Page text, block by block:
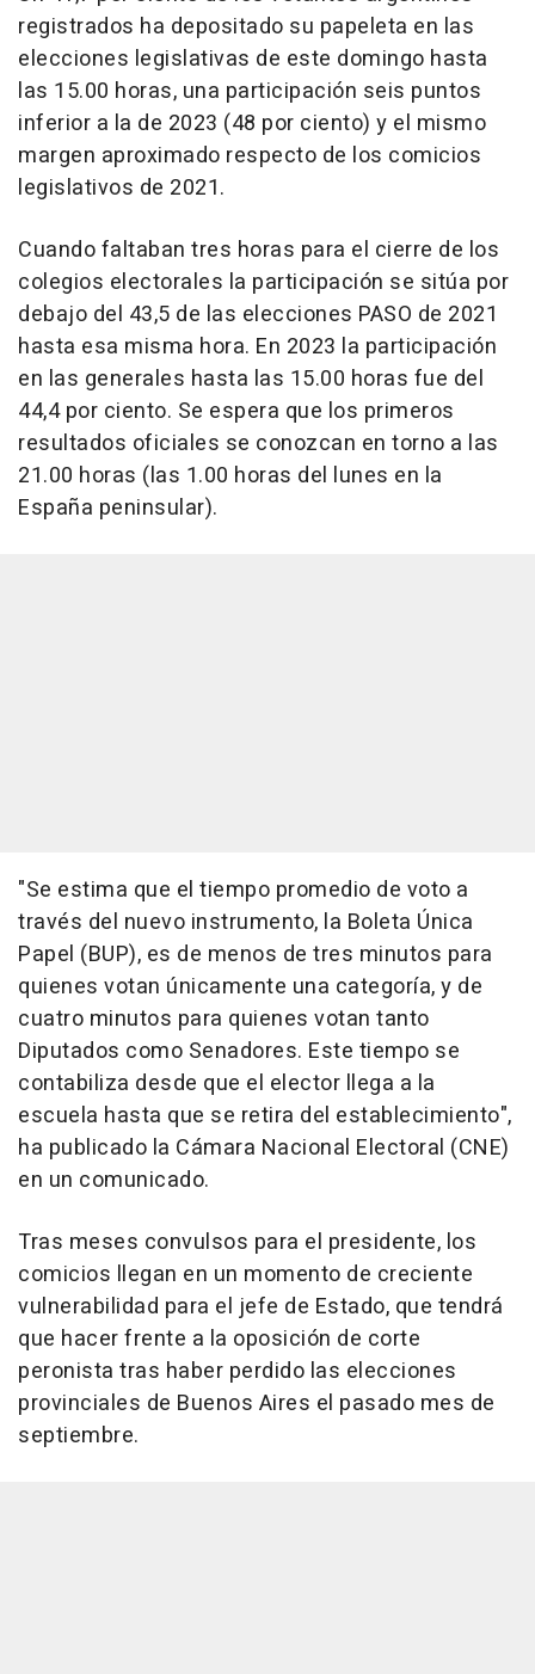
registrados ha depositado su papeleta en las
elecciones legislativas de este domingo hasta
las 15.00 horas, una participación seis puntos
inferior a la de 2023 (48 por ciento) y el mismo
margen aproximado respecto de los comicios
legislativos de 2021.
Cuando faltaban tres horas para el cierre de los
colegios electorales la participación se sitúa por
debajo del 43,5 de las elecciones PASO de 2021
hasta esa misma hora. En 2023 la participación
en las generales hasta las 15.00 horas fue del
44,4 por ciento. Se espera que los primeros
resultados oficiales se conozcan en torno a las
21.00 horas (las 1.00 horas del lunes en la
España peninsular).
"Se estima que el tiempo promedio de voto a
través del nuevo instrumento, la Boleta Única
Papel (BUP), es de menos de tres minutos para
quienes votan únicamente una categoría, y de
cuatro minutos para quienes votan tanto
Diputados como Senadores. Este tiempo se
contabiliza desde que el elector llega a la
escuela hasta que se retira del establecimiento",
ha publicado la Cámara Nacional Electoral (CNE)
en un comunicado.
Tras meses convulsos para el presidente, los
comicios llegan en un momento de creciente
vulnerabilidad para el jefe de Estado, que tendrá
que hacer frente a la oposición de corte
peronista tras haber perdido las elecciones
provinciales de Buenos Aires el pasado mes de
septiembre.